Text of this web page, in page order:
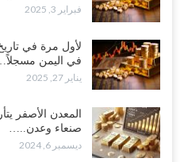
فبراير 3, 2025
لأول مرة في
في اليمن مسجلاً…
يناير 27, 2025
المعدن الأصفر
صنعاء وعدن..…
ديسمبر 6, 2024